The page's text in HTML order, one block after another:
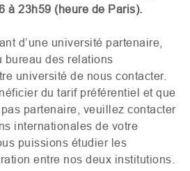
à 23h59 (heure de Paris).
d’une université partenaire,
bureau des relations
université de nous contacter.
du tarif préférentiel et que
partenaire, veuillez contacter
internationales de votre
puissions étudier les
entre nos deux institutions.